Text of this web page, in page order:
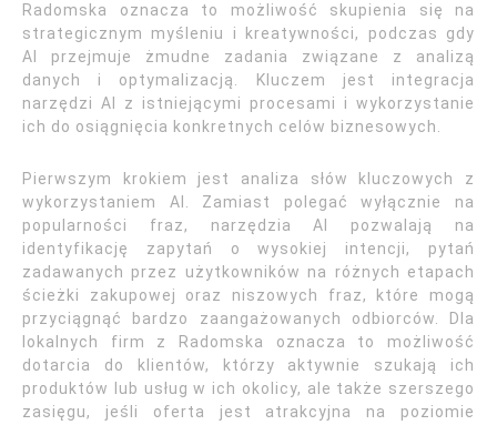
Radomska oznacza to możliwość skupienia się na
strategicznym myśleniu i kreatywności, podczas gdy
AI przejmuje żmudne zadania związane z analizą
danych i optymalizacją. Kluczem jest integracja
narzędzi AI z istniejącymi procesami i wykorzystanie
ich do osiągnięcia konkretnych celów biznesowych.
Pierwszym krokiem jest analiza słów kluczowych z
wykorzystaniem AI. Zamiast polegać wyłącznie na
popularności fraz, narzędzia AI pozwalają na
identyfikację zapytań o wysokiej intencji, pytań
zadawanych przez użytkowników na różnych etapach
ścieżki zakupowej oraz niszowych fraz, które mogą
przyciągnąć bardzo zaangażowanych odbiorców. Dla
lokalnych firm z Radomska oznacza to możliwość
dotarcia do klientów, którzy aktywnie szukają ich
produktów lub usług w ich okolicy, ale także szerszego
zasięgu, jeśli oferta jest atrakcyjna na poziomie